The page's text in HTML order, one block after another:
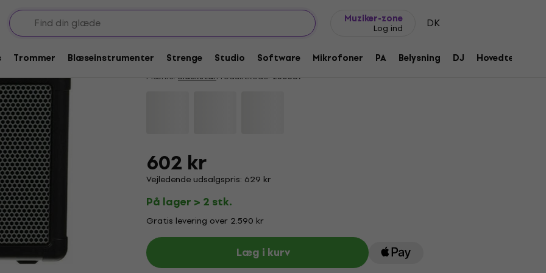
Muziker-zone
Log ind DK
Trommer Blæseinstrumenter Strenge Studio Software Mikrofoner PA Belysning DJ Hovedtelefoner
Blackstar FLY 3 Bass Amp Small Bass Combo
4,3/5 13 x bedømt
Mærke: BlackstarProduktkode: 230387
602 kr
Vejledende udsalgspris: 629 kr
På lager > 2 stk.
Gratis levering over 2.590 kr
Læg i kurv